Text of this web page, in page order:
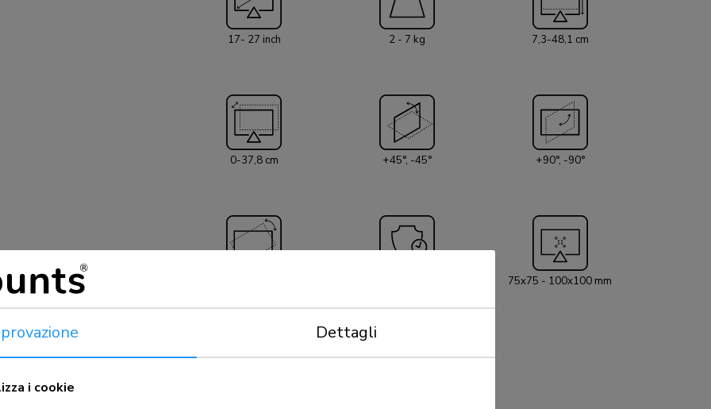
facile installazione al tavolo viene fornito con un morsetto e un
occhiello (entrambi presenti nella confezione).
17- 27 inch 2 - 7 kg 7,3-48,1 cm
0-37,8 cm +45°, -45° +90°, -90°
75x75 - 100x100 mm
Dettagli
i cookie